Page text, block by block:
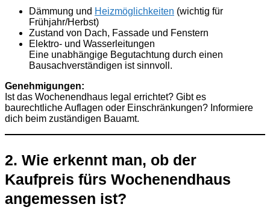
Dämmung und Heizmöglichkeiten (wichtig für
Frühjahr/Herbst)
Zustand von Dach, Fassade und Fenstern
Elektro- und Wasserleitungen
Eine unabhängige Begutachtung durch einen
Bausachverständigen ist sinnvoll.
Genehmigungen:
Ist das Wochenendhaus legal errichtet? Gibt es
baurechtliche Auflagen oder Einschränkungen? Informiere
dich beim zuständigen Bauamt.
2. Wie erkennt man, ob der
Kaufpreis fürs Wochenendhaus
angemessen ist?